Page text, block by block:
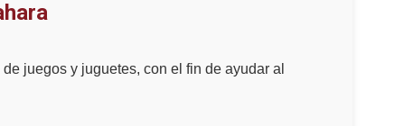
juegos y juguetes, con el fin de ayudar al